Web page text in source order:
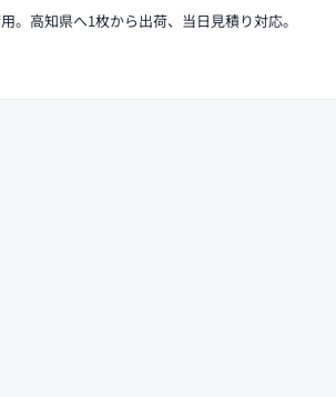
高知県へ1枚から出荷、当日見積り対応。